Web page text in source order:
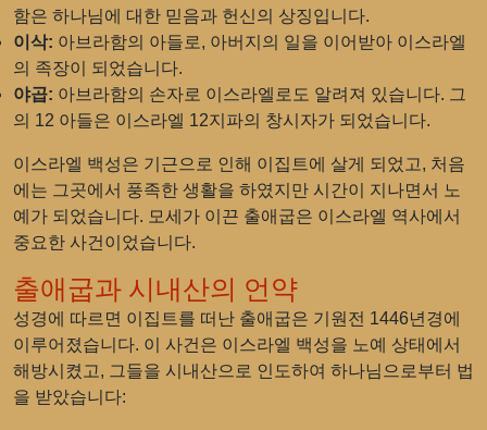
함은 하나님에 대한 믿음과 헌신의 상징입니다.
이삭: 아브라함의 아들로, 아버지의 일을 이어받아 이스라엘
의 족장이 되었습니다.
야곱: 아브라함의 손자로 이스라엘로도 알려져 있습니다. 그
의 12 아들은 이스라엘 12지파의 창시자가 되었습니다.
이스라엘 백성은 기근으로 인해 이집트에 살게 되었고, 처음
에는 그곳에서 풍족한 생활을 하였지만 시간이 지나면서 노
예가 되었습니다. 모세가 이끈 출애굽은 이스라엘 역사에서
중요한 사건이었습니다.
출애굽과 시내산의 언약
성경에 따르면 이집트를 떠난 출애굽은 기원전 1446년경에
이루어졌습니다. 이 사건은 이스라엘 백성을 노예 상태에서
해방시켰고, 그들을 시내산으로 인도하여 하나님으로부터 법
을 받았습니다: